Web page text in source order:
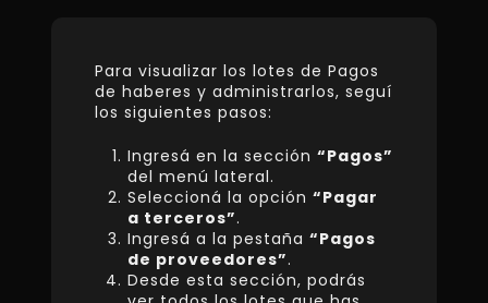
Para visualizar los lotes de Pagos
de haberes y administrarlos, seguí
los siguientes pasos:
Ingresá en la sección “Pagos”
del menú lateral.
Seleccioná la opción “Pagar
a terceros”.
Ingresá a la pestaña “Pagos
de proveedores”.
Desde esta sección, podrás